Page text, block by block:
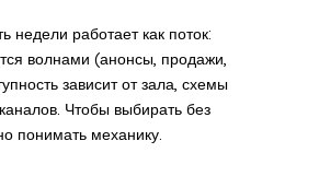
недели работает как поток:
волнами (анонсы, продажи,
зависит от зала, схемы
Чтобы выбирать без
понимать механику.